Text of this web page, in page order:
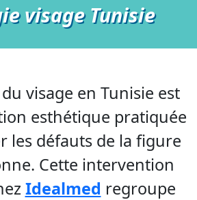
visage Tunisie
visage en Tunisie est
esthétique pratiquée
les défauts de la figure
Cette intervention
Idealmed regroupe